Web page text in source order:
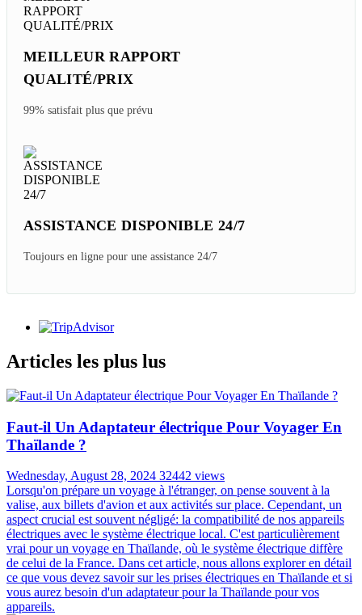
MEILLEUR RAPPORT
QUALITÉ/PRIX
99% satisfait plus que prévu
ASSISTANCE DISPONIBLE 24/7
Toujours en ligne pour une assistance 24/7
Articles les plus lus
Faut-il Un Adaptateur électrique Pour Voyager En
Thaïlande ?
Wednesday, August 28, 2024 32442 views
Lorsqu'on prépare un voyage à l'étranger, on pense souvent à la
valise, aux billets d'avion et aux activités sur place. Cependant, un
aspect crucial est souvent négligé: la compatibilité de nos appareils
électriques avec le système électrique local. C'est particulièrement
vrai pour un voyage en Thaïlande, où le système électrique diffère
de celui de la France. Dans cet article, nous allons explorer en détail
ce que vous devez savoir sur les prises électriques en Thaïlande et si
vous aurez besoin d'un adaptateur pour la Thaïlande pour vos
appareils.